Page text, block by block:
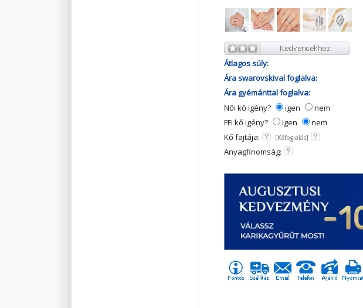
Átlagos súly:
Ára swarovskival foglalva:
Ára gyémánttal foglalva:
Női kő igény?
igen nem
FFi kő igény?
igen nem
Kő fajtája:
[Kőfoglalás]
Anyagfinomság: